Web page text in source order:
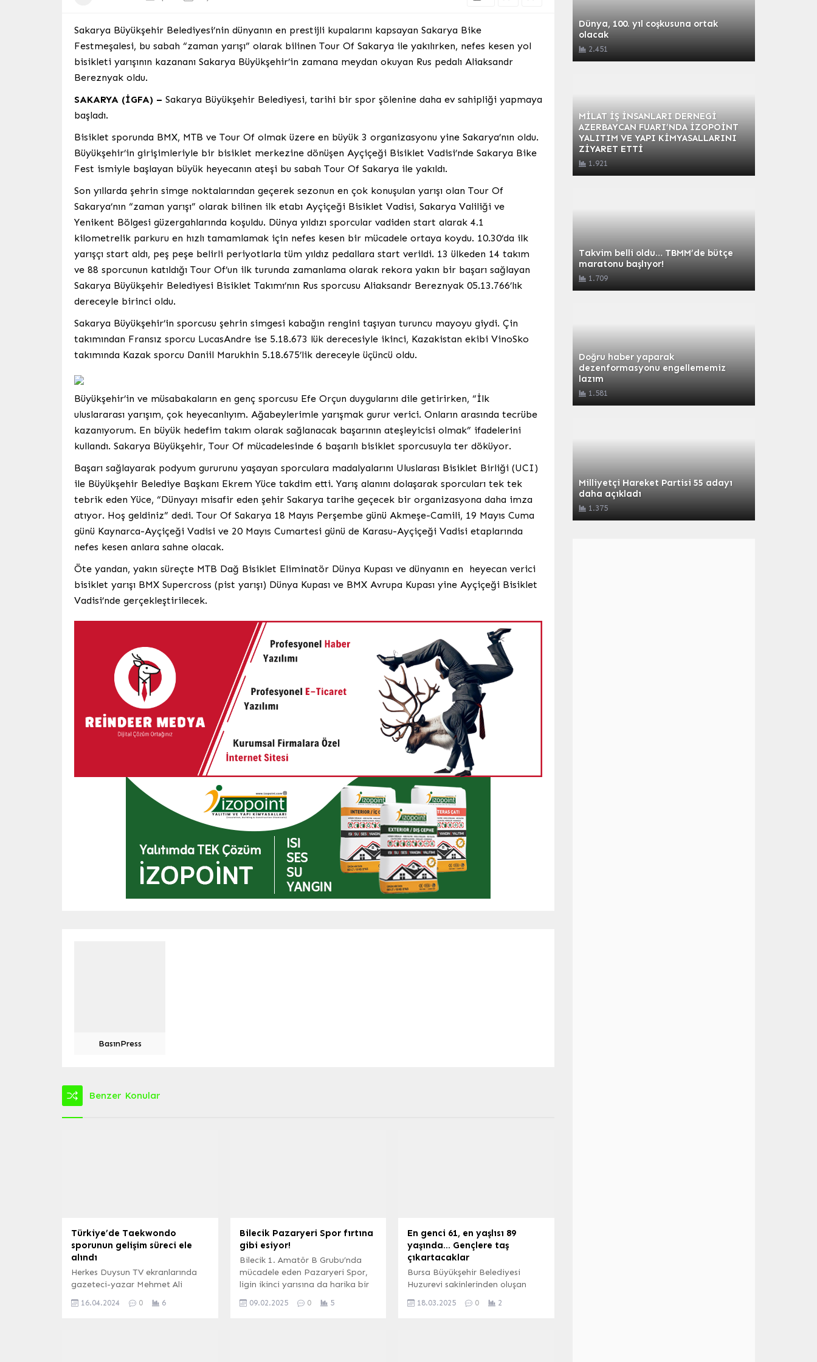
Sakarya Büyükşehir Belediyesi’nin dünyanın en prestijli kupalarını kapsayan Sakarya Bike
Festmeşalesi, bu sabah “zaman yarışı” olarak bilinen Tour Of Sakarya ile yakılırken, nefes kesen yol
bisikleti yarışının kazananı Sakarya Büyükşehir’in zamana meydan okuyan Rus pedalı Aliaksandr
Bereznyak oldu.
SAKARYA (İGFA) – Sakarya Büyükşehir Belediyesi, tarihi bir spor şölenine daha ev sahipliği yapmaya
başladı.
Bisiklet sporunda BMX, MTB ve Tour Of olmak üzere en büyük 3 organizasyonu yine Sakarya’nın oldu.
Büyükşehir’in girişimleriyle bir bisiklet merkezine dönüşen Ayçiçeği Bisiklet Vadisi’nde Sakarya Bike
Fest ismiyle başlayan büyük heyecanın ateşi bu sabah Tour Of Sakarya ile yakıldı.
Son yıllarda şehrin simge noktalarından geçerek sezonun en çok konuşulan yarışı olan Tour Of
Sakarya’nın “zaman yarışı” olarak bilinen ilk etabı Ayçiçeği Bisiklet Vadisi, Sakarya Valiliği ve
Yenikent Bölgesi güzergahlarında koşuldu. Dünya yıldızı sporcular vadiden start alarak 4.1
kilometrelik parkuru en hızlı tamamlamak için nefes kesen bir mücadele ortaya koydu. 10.30’da ilk
yarışçı start aldı, peş peşe belirli periyotlarla tüm yıldız pedallara start verildi. 13 ülkeden 14 takım
ve 88 sporcunun katıldığı Tour Of’un ilk turunda zamanlama olarak rekora yakın bir başarı sağlayan
Sakarya Büyükşehir Belediyesi Bisiklet Takımı’nın Rus sporcusu Aliaksandr Bereznyak 05.13.766’lık
dereceyle birinci oldu.
Sakarya Büyükşehir’in sporcusu şehrin simgesi kabağın rengini taşıyan turuncu mayoyu giydi. Çin
takımından Fransız sporcu LucasAndre ise 5.18.673 lük derecesiyle ikinci, Kazakistan ekibi VinoSko
takımında Kazak sporcu Daniil Marukhin 5.18.675’lik dereceyle üçüncü oldu.
Büyükşehir’in ve müsabakaların en genç sporcusu Efe Orçun duygularını dile getirirken, “İlk
uluslararası yarışım, çok heyecanlıyım. Ağabeylerimle yarışmak gurur verici. Onların arasında tecrübe
kazanıyorum. En büyük hedefim takım olarak sağlanacak başarının ateşleyicisi olmak” ifadelerini
kullandı. Sakarya Büyükşehir, Tour Of mücadelesinde 6 başarılı bisiklet sporcusuyla ter döküyor.
Başarı sağlayarak podyum gururunu yaşayan sporculara madalyalarını Uluslarası Bisiklet Birliği (UCI)
ile Büyükşehir Belediye Başkanı Ekrem Yüce takdim etti. Yarış alanını dolaşarak sporcuları tek tek
tebrik eden Yüce, “Dünyayı misafir eden şehir Sakarya tarihe geçecek bir organizasyona daha imza
atıyor. Hoş geldiniz” dedi. Tour Of Sakarya 18 Mayıs Perşembe günü Akmeşe-Camili, 19 Mayıs Cuma
günü Kaynarca-Ayçiçeği Vadisi ve 20 Mayıs Cumartesi günü de Karasu-Ayçiçeği Vadisi etaplarında
nefes kesen anlara sahne olacak.
Öte yandan, yakın süreçte MTB Dağ Bisiklet Eliminatör Dünya Kupası ve dünyanın en heyecan verici
bisiklet yarışı BMX Supercross (pist yarışı) Dünya Kupası ve BMX Avrupa Kupası yine Ayçiçeği Bisiklet
Vadisi’nde gerçekleştirilecek.
BasınPress
Benzer Konular
Türkiye’de Taekwondo
sporunun gelişim süreci ele
alındı
Herkes Duysun TV ekranlarında
gazeteci-yazar Mehmet Ali
yayınlanan Spor Panorama
16.04.2024 0 6
Bilecik Pazaryeri Spor fırtına
gibi esiyor!
Bilecik 1. Amatör B Grubu’nda
mücadele eden Pazaryeri Spor,
ligin ikinci yarısına da harika bir
perçinledi.
09.02.2025 0 5
En genci 61, en yaşlısı 89
yaşında… Gençlere taş
çıkartacaklar
Bursa Büyükşehir Belediyesi
Huzurevi sakinlerinden oluşan
başlayacak olan ‘Bursa
18.03.2025 0 2
Dünya, 100. yıl coşkusuna ortak
olacak
2.451
MİLAT İŞ İNSANLARI DERNEGİ
AZERBAYCAN FUARI’NDA İZOPOİNT
YALITIM VE YAPI KİMYASALLARINI
ZİYARET ETTİ
1.921
Takvim belli oldu… TBMM’de bütçe
maratonu başlıyor!
1.709
Doğru haber yaparak
dezenformasyonu engellememiz
lazım
1.581
Milliyetçi Hareket Partisi 55 adayı
daha açıkladı
1.375